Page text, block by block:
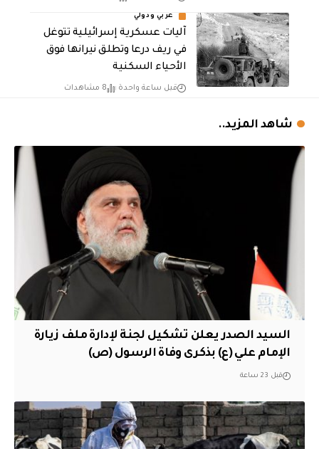
عربي ودولي
آليات عسكرية إسرائيلية تتوغل
في ريف درعا وتطلق نيرانها فوق
الأحياء السكنية
قبل ساعة واحدة 8 مشاهدات
شاهد المزيد..
السيد الصدر يعلن تشكيل لجنة لإدارة ملف زيارة
الإمام علي (ع) بذكرى وفاة الرسول (ص)
قبل 23 ساعة